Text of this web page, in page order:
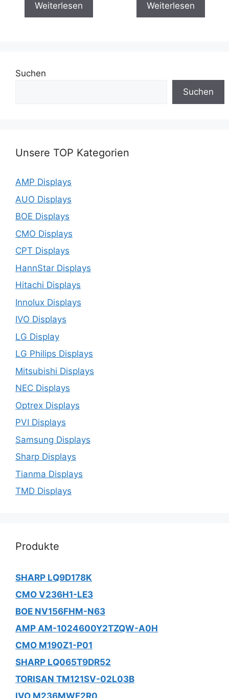
Weiterlesen Weiterlesen
Suchen
Suchen
Unsere TOP Kategorien
AMP Displays
AUO Displays
BOE Displays
CMO Displays
CPT Displays
HannStar Displays
Hitachi Displays
Innolux Displays
IVO Displays
LG Display
LG Philips Displays
Mitsubishi Displays
NEC Displays
Optrex Displays
PVI Displays
Samsung Displays
Sharp Displays
Tianma Displays
TMD Displays
Produkte
SHARP LQ9D178K
CMO V236H1-LE3
BOE NV156FHM-N63
AMP AM-1024600Y2TZQW-A0H
CMO M190Z1-P01
SHARP LQ065T9DR52
TORISAN TM121SV-02L03B
IVO M236MWF2R0